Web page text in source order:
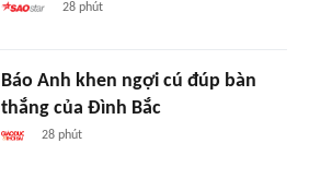
28 phút
Báo Anh khen ngợi cú đúp bàn
thắng của Đình Bắc
28 phút